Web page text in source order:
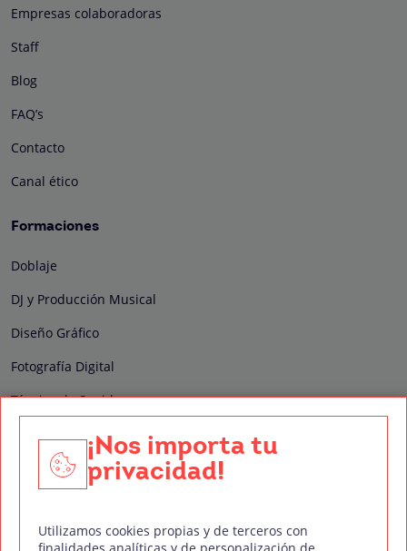
Empresas colaboradoras
Staff
Blog
FAQ’s
Contacto
Canal ético
Formaciones
Doblaje
DJ y Producción Musical
Diseño Gráfico
Fotografía Digital
Técnico de Sonido
Edición y Postproducción de Vídeo
Nuestros sellos de calidad
¡Nos importa tu
privacidad!
Utilizamos cookies propias y de terceros con